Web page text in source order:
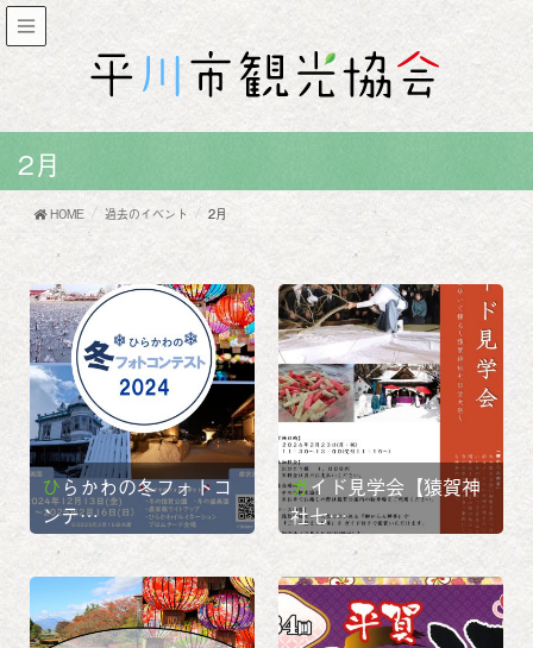
2月
HOME 過去のイベント 2月
ひらかわの冬フォトコ
ンテ…
ガイド見学会【猿賀神
社七…